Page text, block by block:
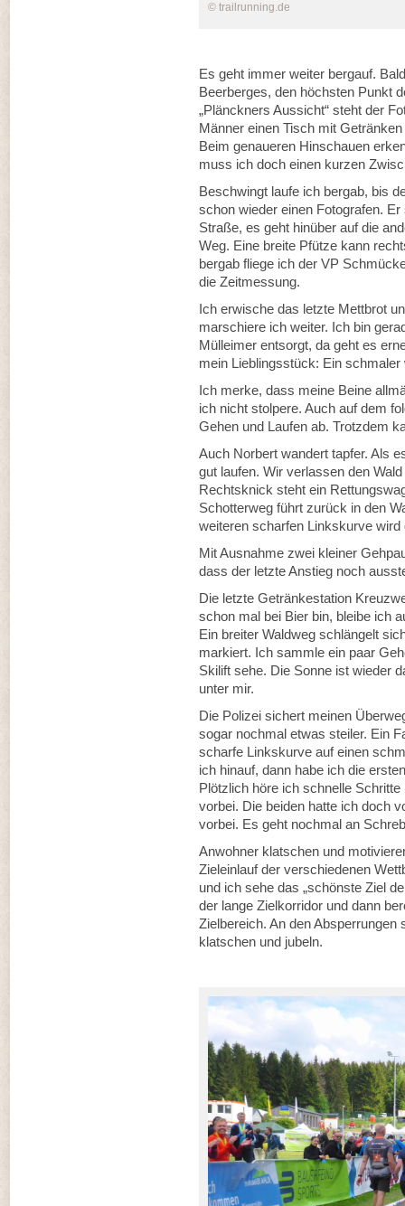
© trailrunning.de
Es geht immer weiter bergauf.
Beerberges, den höchsten Punkt
„Plänckners Aussicht“ steht der
Männer einen Tisch mit
Beim genaueren Hinschauen
muss ich doch einen kurzen
Beschwingt laufe ich bergab, bis
schon wieder einen Fotografen.
Straße, es geht hinüber auf die
Weg. Eine breite Pfütze kann
bergab fliege ich der VP
die Zeitmessung.
Ich erwische das letzte Mettbrot
marschiere ich weiter. Ich bin
Mülleimer entsorgt, da geht es
mein Lieblingsstück: Ein
Ich merke, dass meine Beine
ich nicht stolpere. Auch auf dem
Gehen und Laufen ab. Trotzdem
Auch Norbert wandert tapfer. Als
gut laufen. Wir verlassen den
Rechtsknick steht ein
Schotterweg führt zurück in den
weiteren scharfen Linkskurve wird
Mit Ausnahme zwei kleiner
dass der letzte Anstieg noch
Die letzte Getränkestation
schon mal bei Bier bin, bleibe ich
Ein breiter Waldweg schlängelt
markiert. Ich sammle ein paar
Skilift sehe. Die Sonne ist wieder
unter mir.
Die Polizei sichert meinen
sogar nochmal etwas steiler. Ein
scharfe Linkskurve auf einen
ich hinauf, dann habe ich die
Plötzlich höre ich schnelle
vorbei. Die beiden hatte ich doch
vorbei. Es geht nochmal an
Anwohner klatschen und
Zieleinlauf der verschiedenen
und ich sehe das „schönste Ziel
der lange Zielkorridor und dann
Zielbereich. An den
klatschen und jubeln.